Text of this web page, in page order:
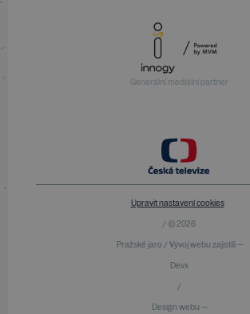
Generální mediální partner
Upravit nastavení cookies
/ © 2026
Pražské jaro / Vývoj webu zajistili —
Devx
/
Design webu —